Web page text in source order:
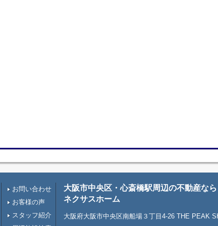
お問い合わせ
お客様の声
スタッフ紹介
大阪市中央区・心斎橋駅周辺の不動産なら
ネクサスホーム
大阪府大阪市中央区南船場３丁目4-26 THE PEAK